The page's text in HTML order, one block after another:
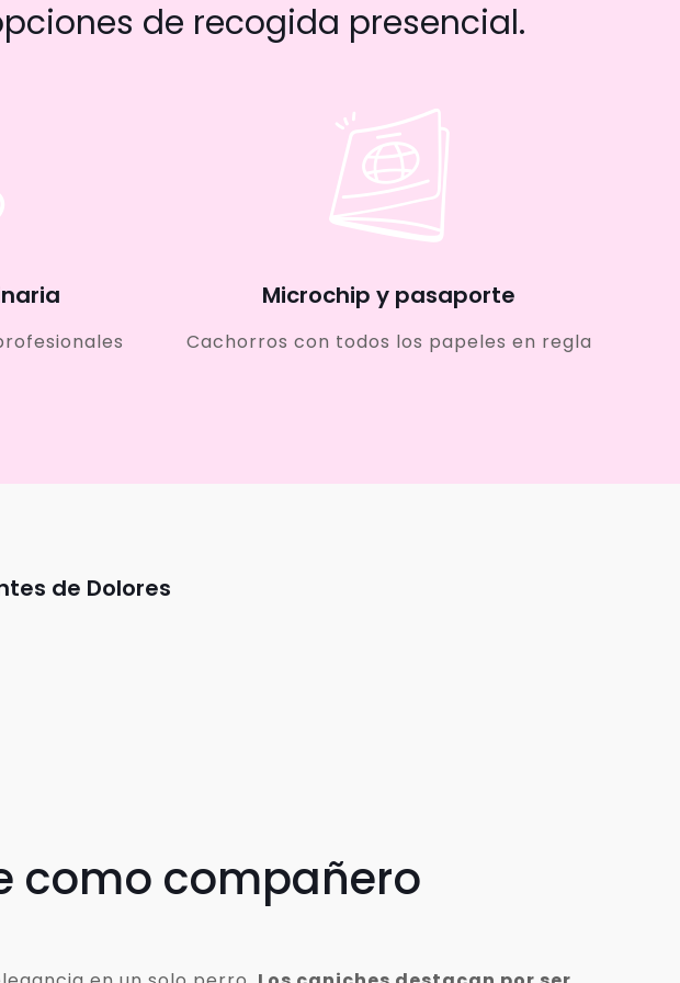
de recogida presencial.
Microchip y pasaporte
Cachorros con todos los papeles en regla
de Dolores
como compañero